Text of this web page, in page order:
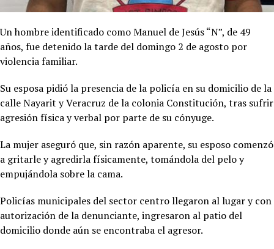
Un hombre identificado como Manuel de Jesús “N”, de 49
años, fue detenido la tarde del domingo 2 de agosto por
violencia familiar.
Su esposa pidió la presencia de la policía en su domicilio de la
calle Nayarit y Veracruz de la colonia Constitución, tras sufrir
agresión física y verbal por parte de su cónyuge.
La mujer aseguró que, sin razón aparente, su esposo comenzó
a gritarle y agredirla físicamente, tomándola del pelo y
empujándola sobre la cama.
Policías municipales del sector centro llegaron al lugar y con
autorización de la denunciante, ingresaron al patio del
domicilio donde aún se encontraba el agresor.